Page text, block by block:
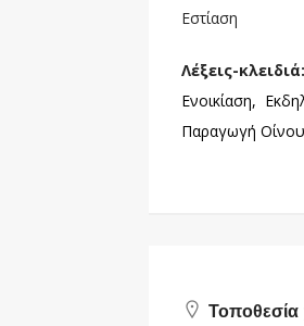
Εστίαση
Λέξεις-κλειδιά:
Ενοικίαση,
Παραγωγή
Τοποθεσία